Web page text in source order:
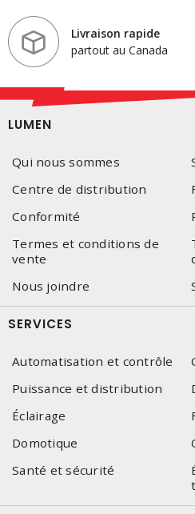
Livraison rapide
partout au Canada
LUMEN
Qui nous sommes
Centre de distribution
Conformité
Termes et conditions de
vente
Nous joindre
SERVICES
Automatisation et contrôle
Puissance et distribution
Éclairage
Domotique
Santé et sécurité